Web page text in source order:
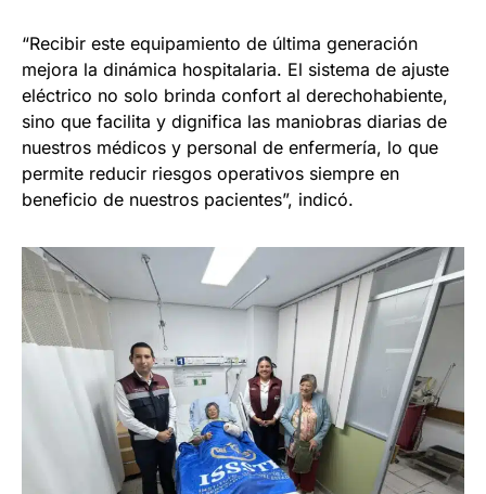
“Recibir este equipamiento de última generación
mejora la dinámica hospitalaria. El sistema de ajuste
eléctrico no solo brinda confort al derechohabiente,
sino que facilita y dignifica las maniobras diarias de
nuestros médicos y personal de enfermería, lo que
permite reducir riesgos operativos siempre en
beneficio de nuestros pacientes”, indicó.